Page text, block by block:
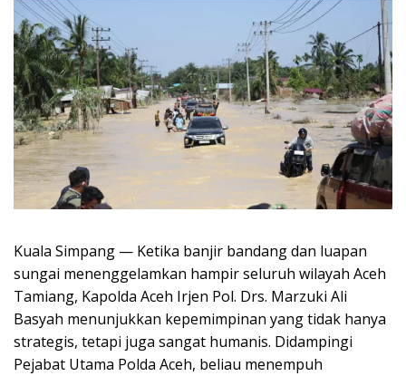
Kuala Simpang — Ketika banjir bandang dan luapan
sungai menenggelamkan hampir seluruh wilayah Aceh
Tamiang, Kapolda Aceh Irjen Pol. Drs. Marzuki Ali
Basyah menunjukkan kepemimpinan yang tidak hanya
strategis, tetapi juga sangat humanis. Didampingi
Pejabat Utama Polda Aceh, beliau menempuh